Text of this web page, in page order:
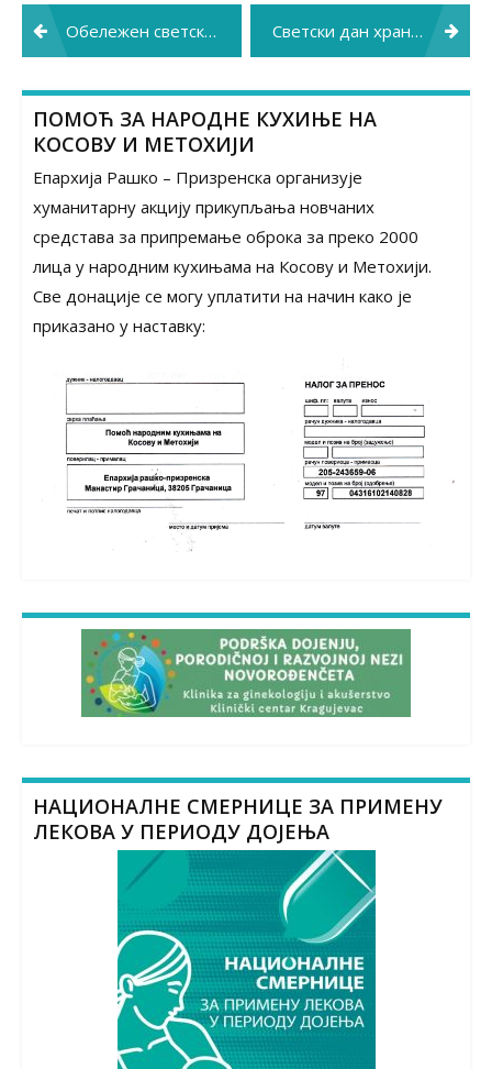
Post
navigation
Обележен светски дан срца Светски дан хране – 16. октобар 2025.
ПОМОЋ ЗА НАРОДНЕ КУХИЊЕ НА
КОСОВУ И МЕТОХИЈИ
Епархија Рашко – Призренска организује
хуманитарну акцију прикупљања новчаних
средстава за припремање оброка за преко 2000
лица у народним кухињама на Косову и Метохији.
Све донације се могу уплатити на начин како је
приказано у наставку:
НАЦИОНАЛНЕ СМЕРНИЦЕ ЗА ПРИМЕНУ
ЛЕКОВА У ПЕРИОДУ ДОЈЕЊА